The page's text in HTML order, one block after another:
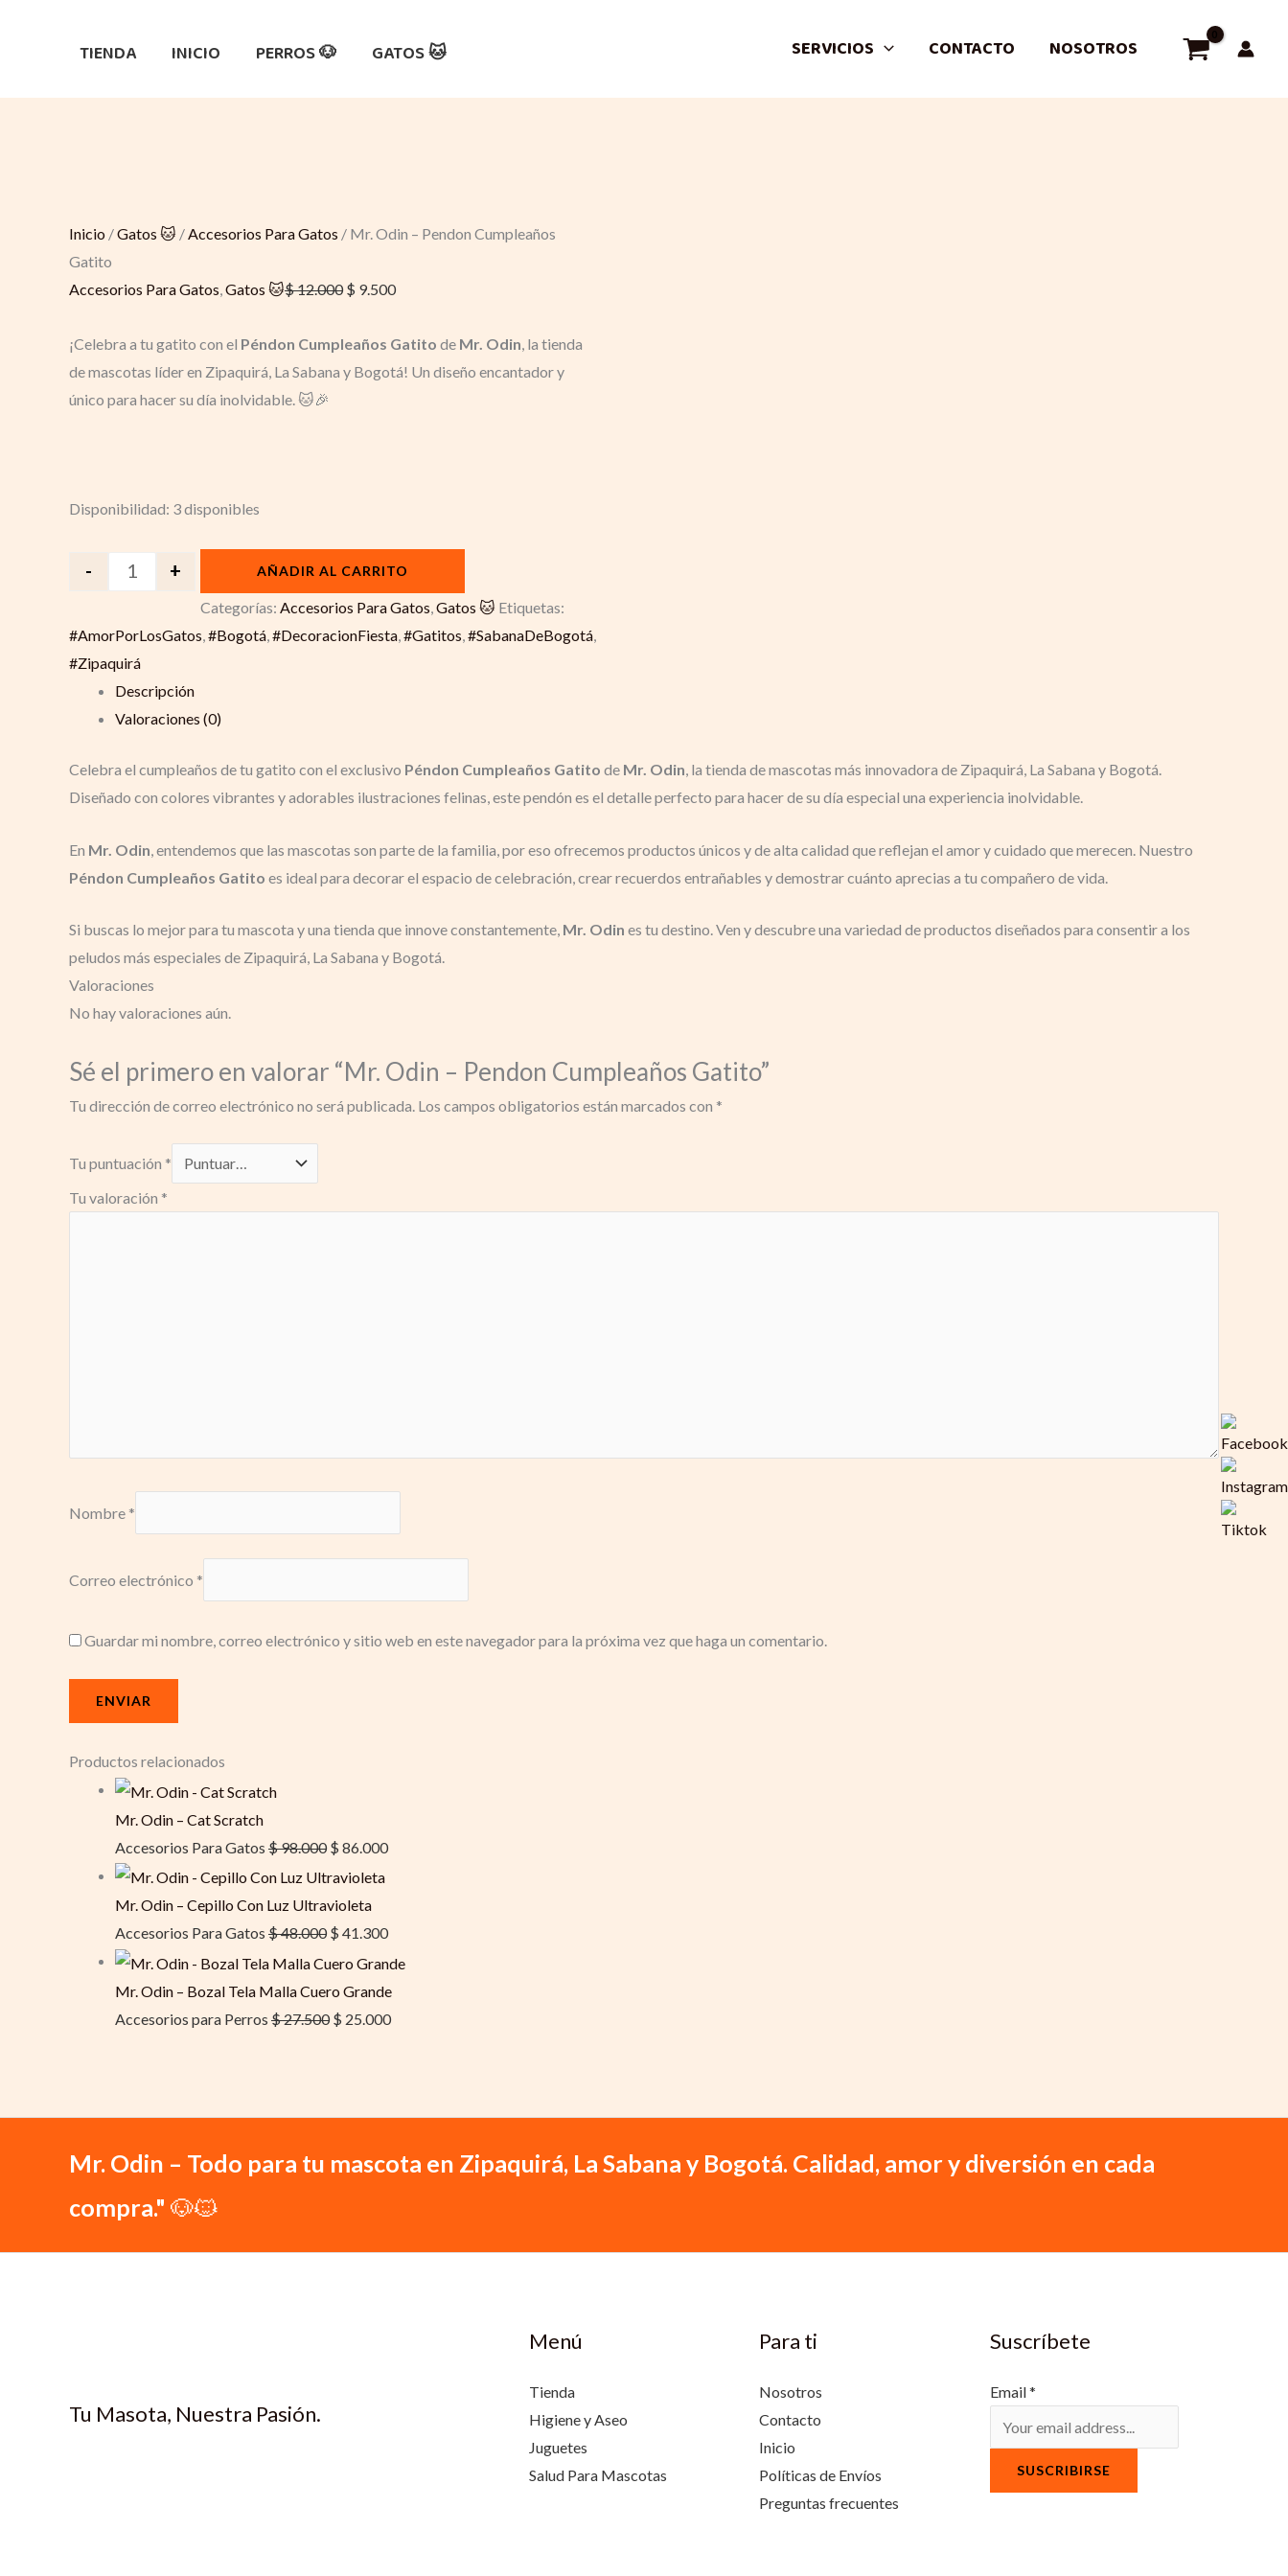
TIENDA INICIO PERROS 🐶 GATOS 🐱 SERVICIOS CONTACTO NOSOTROS
Inicio /Gatos 🐱 /Accesorios Para Gatos / Mr. Odin – Pendon Cumpleaños
Gatito
Accesorios Para Gatos,Gatos 🐱$12.000
$ 12.000.
$ 9.500
$ 9.500.
¡Celebra a tu gatito con el Péndon Cumpleaños Gatito de Mr. Odin, la tienda
de mascotas líder en Zipaquirá, La Sabana y Bogotá! Un diseño encantador y
único para hacer su día inolvidable. 🐱🎉
Disponibilidad: 3 disponibles
- + AÑADIR AL CARRITO
Categorías: Accesorios Para Gatos,Gatos 🐱 Etiquetas:
#AmorPorLosGatos,#Bogotá,#DecoracionFiesta,#Gatitos,#SabanaDeBogotá,
#Zipaquirá
Descripción
Valoraciones (0)
Celebra el cumpleaños de tu gatito con el exclusivo Péndon Cumpleaños Gatito de Mr. Odin, la tienda de mascotas más innovadora de Zipaquirá, La Sabana y Bogotá.
Diseñado con colores vibrantes y adorables ilustraciones felinas, este pendón es el detalle perfecto para hacer de su día especial una experiencia inolvidable.
En Mr. Odin , entendemos que las mascotas son parte de la familia, por eso ofrecemos productos únicos y de alta calidad que reflejan el amor y cuidado que merecen. Nuestro
Péndon Cumpleaños Gatito es ideal para decorar el espacio de celebración, crear recuerdos entrañables y demostrar cuánto aprecias a tu compañero de vida.
Si buscas lo mejor para tu mascota y una tienda que innove constantemente, Mr. Odin es tu destino. Ven y descubre una variedad de productos diseñados para consentir a los
peludos más especiales de Zipaquirá, La Sabana y Bogotá.
Valoraciones
No hay valoraciones aún.
Sé el primero en valorar “Mr. Odin – Pendon Cumpleaños Gatito”
Tu dirección de correo electrónico no será publicada. Los campos obligatorios están marcados con *
Tu puntuación *
Tu valoración *
Nombre *
Correo electrónico *
Guardar mi nombre, correo electrónico y sitio web en este navegador para la próxima vez que haga un comentario.
Productos relacionados
Mr. Odin – Cat Scratch
Accesorios Para Gatos $98.000
price
$ 98.000.
$ 86.000
$ 86.000.
Mr. Odin – Cepillo Con Luz Ultravioleta
Accesorios Para Gatos $48.000
price
$ 48.000.
$ 41.300
$ 41.300.
Mr. Odin – Bozal Tela Malla Cuero Grande
Accesorios para Perros $27.500
price
$ 27.500.
$ 25.000
$ 25.000.
Mr. Odin – Todo para tu mascota en Zipaquirá, La Sabana y Bogotá. Calidad, amor y diversión en cada
compra." 🐶🐱
Tu Masota, Nuestra Pasión.
Menú
Tienda
Higiene y Aseo
Juguetes
Salud Para Mascotas
Para ti
Nosotros
Contacto
Inicio
Políticas de Envíos
Preguntas frecuentes
Suscríbete
Email*
SUSCRIBIRSE